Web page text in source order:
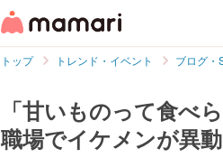
トップ トレンド・イベント ブログ・
「甘いものって食べ
職場でイケメンが異